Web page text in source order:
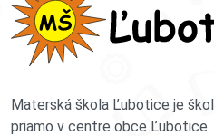
Materská škola Ľubotice je
priamo v centre obce Ľubotice.